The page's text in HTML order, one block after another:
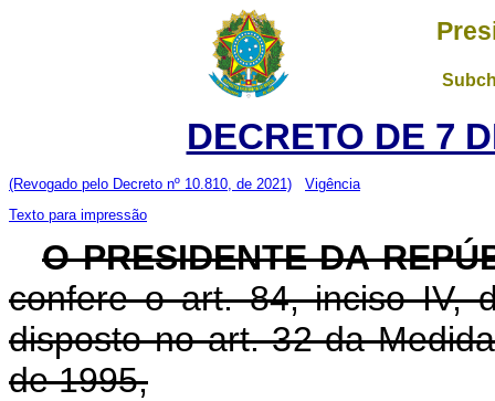
DECRETO DE 7
(Revogado pelo Decreto nº 10.810, de 2021)
Vigência
Texto para impressão
O PRESIDENTE DA
confere o art. 84, inciso IV,
disposto no art. 32 da
de 1995,